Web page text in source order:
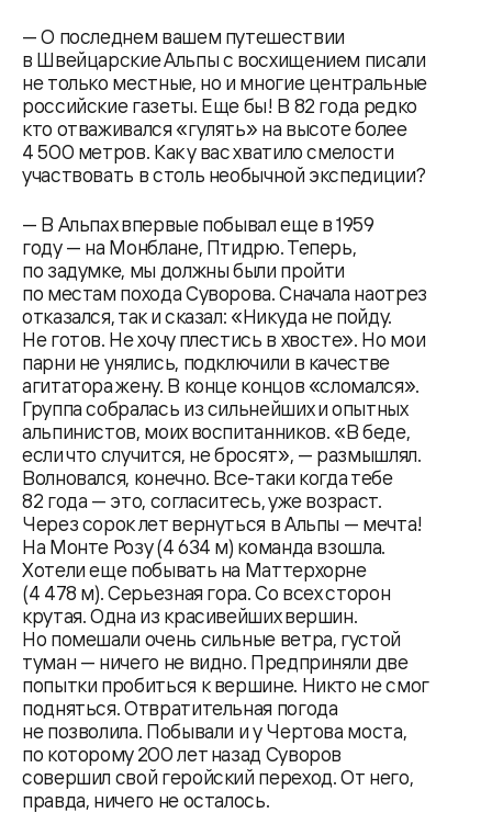
— О последнем вашем путешествии
в Швейцарские Альпы с восхищением писали
не только местные, но и многие центральные
российские газеты. Еще бы! В 82 года редко
кто отваживался «гулять» на высоте более
4 500 метров. Как у вас хватило смелости
участвовать в столь необычной экспедиции?
— В Альпах впервые побывал еще в 1959
году — на Монблане, Птидрю. Теперь,
по задумке, мы должны были пройти
по местам похода Суворова. Сначала наотрез
отказался, так и сказал: «Никуда не пойду.
Не готов. Не хочу плестись в хвосте». Но мои
парни не унялись, подключили в качестве
агитатора жену. В конце концов «сломался».
Группа собралась из сильнейших и опытных
альпинистов, моих воспитанников. «В беде,
если что случится, не бросят», — размышлял.
Волновался, конечно. Все-таки когда тебе
82 года — это, согласитесь, уже возраст.
Через сорок лет вернуться в Альпы — мечта!
На Монте Розу (4 634 м) команда взошла.
Хотели еще побывать на Маттерхорне
(4 478 м). Серьезная гора. Со всех сторон
крутая. Одна из красивейших вершин.
Но помешали очень сильные ветра, густой
туман — ничего не видно. Предприняли две
попытки пробиться к вершине. Никто не смог
подняться. Отвратительная погода
не позволила. Побывали и у Чертова моста,
по которому 200 лет назад Суворов
совершил свой геройский переход. От него,
правда, ничего не осталось.